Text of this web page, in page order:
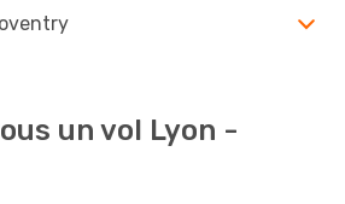
un vol Lyon -